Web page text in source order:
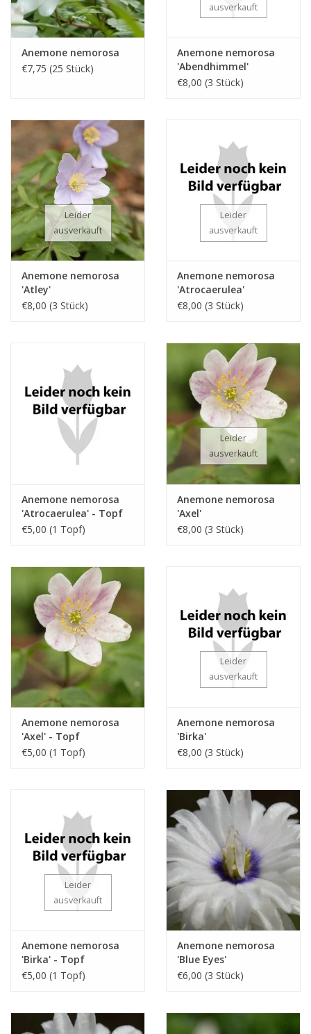
Anemone nemorosa
€7,75 (25 Stück)
ausverkauft
Anemone nemorosa
'Abendhimmel'
€8,00 (3 Stück)
Leider
ausverkauft
Anemone nemorosa
'Atley'
€8,00 (3 Stück)
Leider
ausverkauft
Anemone nemorosa
'Atrocaerulea'
€8,00 (3 Stück)
Anemone nemorosa
'Atrocaerulea' - Topf
€5,00 (1 Topf)
Leider
ausverkauft
Anemone nemorosa
'Axel'
€8,00 (3 Stück)
Anemone nemorosa
'Axel' - Topf
€5,00 (1 Topf)
Leider
ausverkauft
Anemone nemorosa
'Birka'
€8,00 (3 Stück)
Leider
ausverkauft
Anemone nemorosa
'Birka' - Topf
€5,00 (1 Topf)
Anemone nemorosa
'Blue Eyes'
€6,00 (3 Stück)